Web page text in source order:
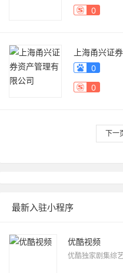
0
上海甬兴证
0
0
下一
最新入驻小程序
优酷视频
优酷独家剧集综